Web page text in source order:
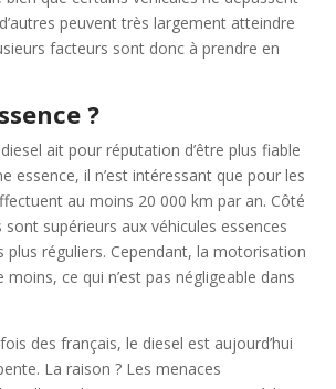
peuvent très largement atteindre
facteurs sont donc à prendre en
?
ait pour réputation d’être plus fiable
essence, il n’est intéressant que pour les
au moins 20 000 km par an. Côté
supérieurs aux véhicules essences
plus réguliers. Cependant, la motorisation
ce qui n’est pas négligeable dans
des français, le diesel est aujourd’hui
La raison ? Les menaces